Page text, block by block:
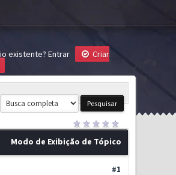
existente? Entrar
Criar
Modo de Exibição de Tópico
#1